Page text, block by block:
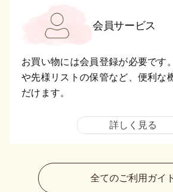
会員サービス
お買い物には会員登録が必要です
や先様リストの保管など、便利な
だけます。
詳しく見る
全てのご利用ガイ